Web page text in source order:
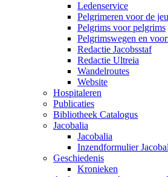
Ledenservice
Pelgrimeren voor de
Pelgrims voor pelgrims
Pelgrimswegen en
Redactie Jacobsstaf
Redactie Ultreia
Wandelroutes
Website
Hospitaleren
Publicaties
Bibliotheek Catalogus
Jacobalia
Jacobalia
Inzendformulier
Geschiedenis
Kronieken